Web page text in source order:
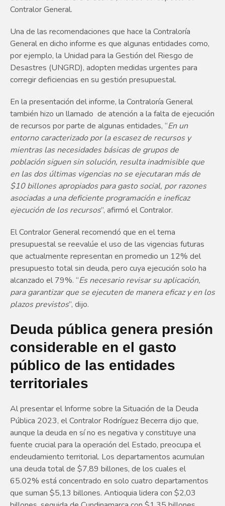
Contralor General.
Una de las recomendaciones que hace la Contraloría
General en dicho informe es que algunas entidades como,
por ejemplo, la Unidad para la Gestión del Riesgo de
Desastres (UNGRD), adopten medidas urgentes para
corregir deficiencias en su gestión presupuestal.
En la presentación del informe, la Contraloría General
también hizo un llamado de atención a la falta de ejecución
de recursos por parte de algunas entidades, “En un
entorno caracterizado por la escasez de recursos y
mientras las necesidades básicas de grupos de
población siguen sin solución, resulta inadmisible que
en las dos últimas vigencias no se ejecutaran más de
$10 billones apropiados para gasto social, por razones
asociadas a una deficiente programación e ineficaz
ejecución de los recursos”, afirmó el Contralor.
El Contralor General recomendó que en el tema
presupuestal se reevalúe el uso de las vigencias futuras
que actualmente representan en promedio un 12% del
presupuesto total sin deuda, pero cuya ejecución solo ha
alcanzado el 79%. “Es necesario revisar su aplicación,
para garantizar que se ejecuten de manera eficaz y en los
plazos previstos”, dijo.
Deuda pública genera presión
considerable en el gasto
público de las entidades
territoriales
Al presentar el Informe sobre la Situación de la Deuda
Pública 2023, el Contralor Rodríguez Becerra dijo que,
aunque la deuda en sí no es negativa y constituye una
fuente crucial para la operación del Estado, preocupa el
endeudamiento territorial. Los departamentos acumulan
una deuda total de $7,89 billones, de los cuales el
65.02% está concentrado en solo cuatro departamentos
que suman $5,13 billones. Antioquia lidera con $2,03